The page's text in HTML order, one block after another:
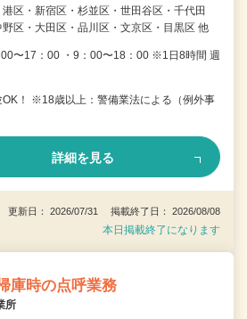
区・新宿区・杉並区・世田谷区・千代田
区・大田区・品川区・文京区・目黒区 他
00〜17：00 ・9：00〜18：00 ※1日8時間 週
OK！ ※18歳以上：警備業法による（例外事
詳細を見る
更新日： 2026/07/31 掲載終了日： 2026/08/08
本日掲載終了になります
庫時の点呼業務
所